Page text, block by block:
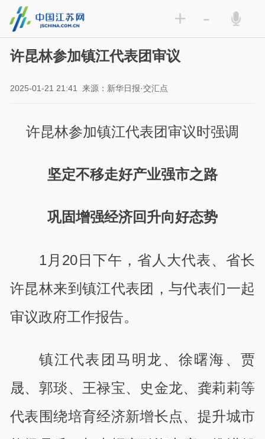
+ -
许昆林参加镇江代表团审议
2025-01-21 21:41 来源：新华日报·交汇点
许昆林参加镇江代表团审议时强调
坚定不移走好产业强市之路
巩固增强经济回升向好态势
1月20日下午，省人大代表、省长
许昆林来到镇江代表团，与代表们一起
审议政府工作报告。
镇江代表团马明龙、徐曙海、贾
晟、郭琰、王禄宝、史金龙、龚莉莉等
代表围绕培育经济新增长点、提升城市